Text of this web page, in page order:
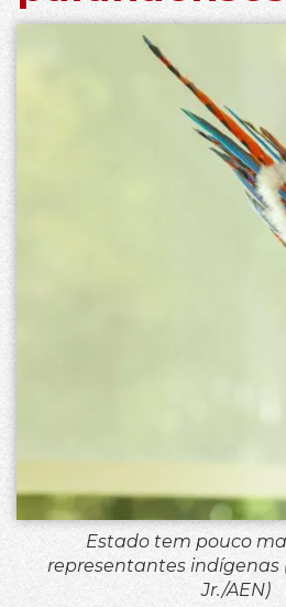
Estado tem pouco
representantes indígenas
Jr./AEN)